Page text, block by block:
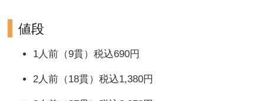
値段
1人前（9貫）税込690円
2人前（18貫）税込1,380円